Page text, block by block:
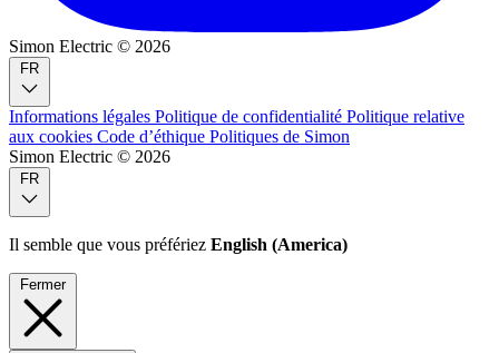
Simon Electric © 2026
Informations légales Politique de confidentialité Politique relative
aux cookies Code d’éthique Politiques de Simon
Simon Electric © 2026
Il semble que vous préfériez English (America)
Fermer